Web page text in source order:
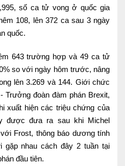
HỎI ĐÁP
TRA CỨU HỒ SƠ
số ca tử vong ở quốc gia
108, lên 372 ca sau 3 ngày
quốc.
643 trường hợp và 49 ca tử
so với ngày hôm trước, nâng
lên 3.269 và 144. Giới chức
Trưởng đoàn đàm phán Brexit,
xuất hiện các triệu chứng của
được đưa ra sau khi Michel
Frost, thông báo dương tính
gặp nhau cách đây 2 tuần tại
đầu tiên.